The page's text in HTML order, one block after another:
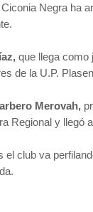
Negra ha
que llega como
de la U.P.
Merovah,
Regional y llegó
el club va